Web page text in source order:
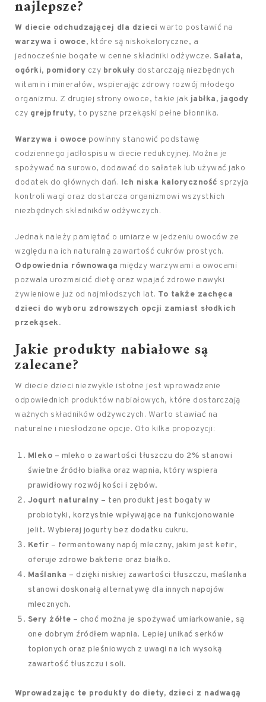
najlepsze?
W diecie odchudzającej dla dzieci warto postawić na
warzywa i owoce, które są niskokaloryczne, a
jednocześnie bogate w cenne składniki odżywcze. Sałata,
ogórki, pomidory czy brokuły dostarczają niezbędnych
witamin i minerałów, wspierając zdrowy rozwój młodego
organizmu. Z drugiej strony owoce, takie jak jabłka, jagody
czy grejpfruty, to pyszne przekąski pełne błonnika.
Warzywa i owoce powinny stanowić podstawę
codziennego jadłospisu w diecie redukcyjnej. Można je
spożywać na surowo, dodawać do sałatek lub używać jako
dodatek do głównych dań. Ich niska kaloryczność sprzyja
kontroli wagi oraz dostarcza organizmowi wszystkich
niezbędnych składników odżywczych.
Jednak należy pamiętać o umiarze w jedzeniu owoców ze
względu na ich naturalną zawartość cukrów prostych.
Odpowiednia równowaga między warzywami a owocami
pozwala urozmaicić dietę oraz wpajać zdrowe nawyki
żywieniowe już od najmłodszych lat. To także zachęca
dzieci do wyboru zdrowszych opcji zamiast słodkich
przekąsek.
Jakie produkty nabiałowe są
zalecane?
W diecie dzieci niezwykle istotne jest wprowadzenie
odpowiednich produktów nabiałowych, które dostarczają
ważnych składników odżywczych. Warto stawiać na
naturalne i niesłodzone opcje. Oto kilka propozycji:
Mleko – mleko o zawartości tłuszczu do 2% stanowi
świetne źródło białka oraz wapnia, który wspiera
prawidłowy rozwój kości i zębów.
Jogurt naturalny – ten produkt jest bogaty w
probiotyki, korzystnie wpływające na funkcjonowanie
jelit. Wybieraj jogurty bez dodatku cukru.
Kefir – fermentowany napój mleczny, jakim jest kefir,
oferuje zdrowe bakterie oraz białko.
Maślanka – dzięki niskiej zawartości tłuszczu, maślanka
stanowi doskonałą alternatywę dla innych napojów
mlecznych.
Sery żółte – choć można je spożywać umiarkowanie, są
one dobrym źródłem wapnia. Lepiej unikać serków
topionych oraz pleśniowych z uwagi na ich wysoką
zawartość tłuszczu i soli.
Wprowadzając te produkty do diety, dzieci z nadwagą